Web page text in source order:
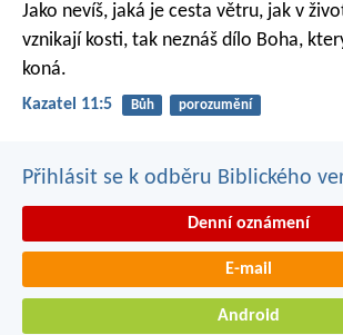
Jako nevíš, jaká je cesta větru, jak v
vznikají kosti, tak neznáš dílo Boha,
koná.
Kazatel 11:5 Bůh porozumění
Přihlásit se k odběru Biblického
Denní oznámení
E-mail
Android